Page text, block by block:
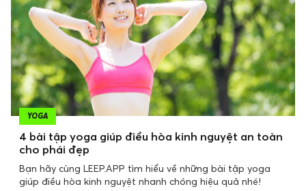
YOGA
4 bài tập yoga giúp điều hòa kinh nguyệt an toàn
cho phái đẹp
Bạn hãy cùng LEEP.APP tìm hiểu về những bài tập yoga
giúp điều hòa kinh nguyệt nhanh chóng hiệu quả nhé!